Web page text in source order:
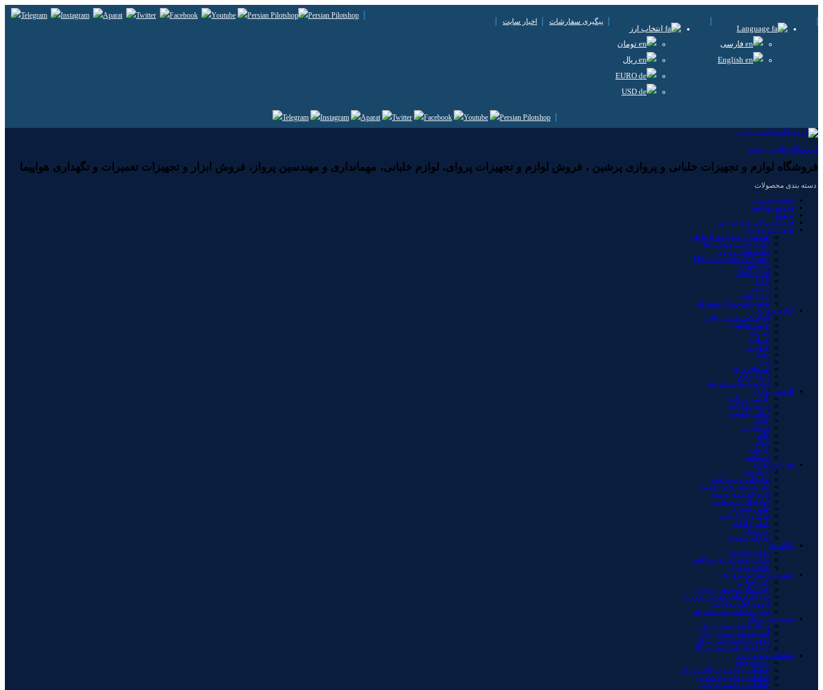
فارسی
انتخاب ارز
تومان
ریال
پیگیری سفارشات اخبار سایت
فروشگاه خلبانی پرشین
فروشگاه لوازم و تجهیزات خلبانی و پروازی پرشین ، فروش لوازم و تجهیزات پروای، لوازم خلبانی، مهمانداری و مهندسین پرواز، فروش ابزار و تجهیزات تعمیرات و نگهداری هواپیما
دسته بندی محصولات
صفحه نخست
فروش هواپیما
برندها
خرید از سایت های خارجی
تجهیزات پروازی
هدست و تجهیزات ارتباطی
لوازم جانبی هدست ها
نقشه های پروازی
Flight Computer & Plotter
Logbooks
Apple-Ipad
GPS
نی برد
چراغ قوه
تجهیزات پروازی متفرقه
لوازم پروازی
انواع کیف های پروازی
عینک خلبانی
ساعت
بند آویز
جاکارتی
وینگ
پین
سنجاق و بج
درجه و آرم
لوازم پروازی متفرقه
البسه پروازی
کاپشن پروازی
پیراهن خلبانی
لباس یکسره
کفش
تی شرت
کلاه
حوله
کروات
دستکش
هدایا و دکوری
جا کلیدی
بدلیجات و زیورآلات
ساعت دیواری و رومیزی
تابلو عکس و پوستر
لوازم اداری و تحریر
فلش مموری
ماگ و زیر لیوانی
عطر و ادکلن
عروسک
هدایای متفرقه
ماکت ها
ماکت هواپیما
ماکت تجهیزات فرودگاهی
ماکت اتومبیل
تجهیزات آموزش پروازی
کتب هوایی
فیلم های آموزش پروازی
نرم افزارهای آموزش پروازی
آزمون آنلاین خلبانی
تجهیزات آموزشی متفرقه
شبیه ساز پرواز
پرواز با شبیه ساز پرشین
آموزش شبیه ساز پرواز
تجهیزات شبیه ساز پرواز
نرم افزار شبیه ساز پرواز
قطعات و تجهیزات
Instruments
قطعات و تجهیزات الکترونیک
قطعات و تجهیزات موتور
قطعات و تجهیزات بدنه